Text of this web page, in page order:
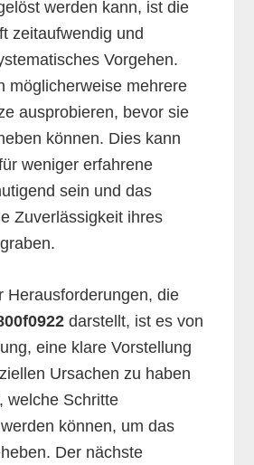
werden kann, ist die
zeitaufwendig und
Vorgehen.
möglicherweise mehrere
ausprobieren, bevor sie
können. Dies kann
weniger erfahrene
sein und das
Zuverlässigkeit ihres
Herausforderungen, die
darstellt, ist es von
eine klare Vorstellung
Ursachen zu haben
welche Schritte
können, um das
Der nächste